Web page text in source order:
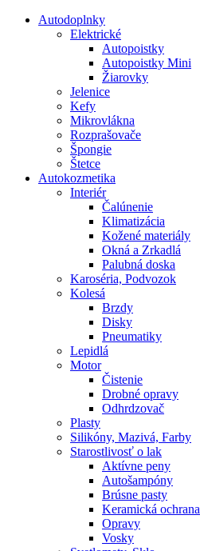
Autodoplnky
Elektrické
Autopoistky
Autopoistky Mini
Žiarovky
Jelenice
Kefy
Mikrovlákna
Rozprašovače
Špongie
Štetce
Autokozmetika
Interiér
Čalúnenie
Klimatizácia
Kožené materiály
Okná a Zrkadlá
Palubná doska
Karoséria, Podvozok
Kolesá
Brzdy
Disky
Pneumatiky
Lepidlá
Motor
Čistenie
Drobné opravy
Odhrdzovač
Plasty
Silikóny, Mazivá, Farby
Starostlivosť o lak
Aktívne peny
Autošampóny
Brúsne pasty
Keramická ochrana
Opravy
Vosky